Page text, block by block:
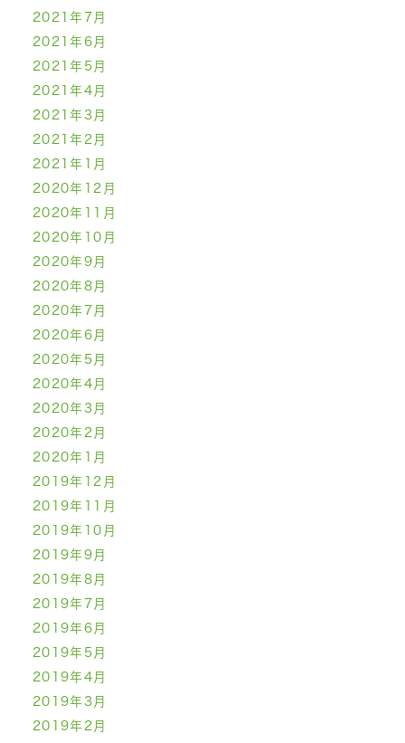
2021年7月
2021年6月
2021年5月
2021年4月
2021年3月
2021年2月
2021年1月
2020年12月
2020年11月
2020年10月
2020年9月
2020年8月
2020年7月
2020年6月
2020年5月
2020年4月
2020年3月
2020年2月
2020年1月
2019年12月
2019年11月
2019年10月
2019年9月
2019年8月
2019年7月
2019年6月
2019年5月
2019年4月
2019年3月
2019年2月